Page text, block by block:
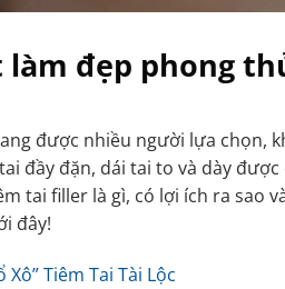
làm đẹp phong
được nhiều người lựa chọn,
đầy đặn, dái tai to và dày
tai filler là gì, có lợi ích ra sao
đây!
Tiêm Tai Tài Lộc